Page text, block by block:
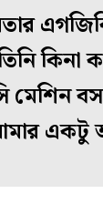
তিনি
মেশিন
একটু